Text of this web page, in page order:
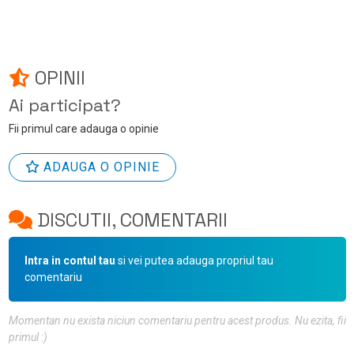
OPINII
Ai participat?
Fii primul care adauga o opinie
ADAUGA O OPINIE
DISCUTII, COMENTARII
Intra in contul tau si vei putea adauga propriul tau
comentariu
Momentan nu exista niciun comentariu pentru acest produs. Nu ezita, fii
primul :)